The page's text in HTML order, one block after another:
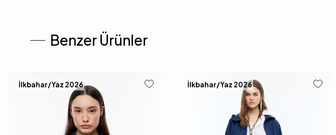
Benzer Ürünler
İlkbahar/Yaz 2026 İlkbahar/Yaz 2026